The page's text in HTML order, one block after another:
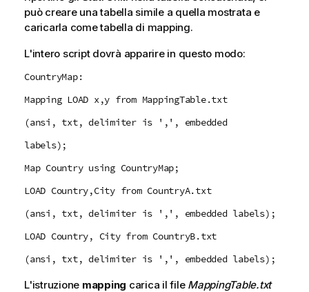
può creare una tabella simile a quella mostrata e
caricarla come tabella di mapping.
L'intero script dovrà apparire in questo modo:
CountryMap:
Mapping LOAD x,y from MappingTable.txt
(ansi, txt, delimiter is ',', embedded
labels);
Map Country using CountryMap;
LOAD Country,City from CountryA.txt
(ansi, txt, delimiter is ',', embedded labels);
LOAD Country, City from CountryB.txt
(ansi, txt, delimiter is ',', embedded labels);
L'istruzione mapping carica il file MappingTable.txt